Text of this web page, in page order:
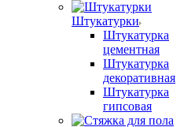
Штукатурки
Штукатурка
цементная
Штукатурка
декоративная
Штукатурка
гипсовая